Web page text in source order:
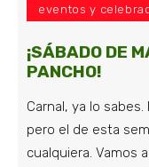
eventos y
¡SÁBADO DE
PANCHO!
Carnal, ya lo
pero el de esta
cualquiera. Vamos